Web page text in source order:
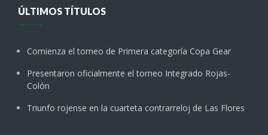
ÚLTIMOS TÍTULOS
Comienza el torneo de Primera categoría Copa Gear
Presentaron oficialmente el torneo Integrado Rojas-
Colón
Triunfo rojense en la cuarteta contrarreloj de Las Flores